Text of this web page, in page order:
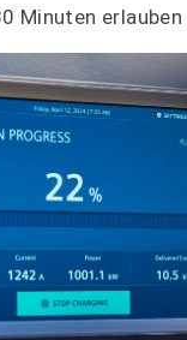
Minuten erlauben